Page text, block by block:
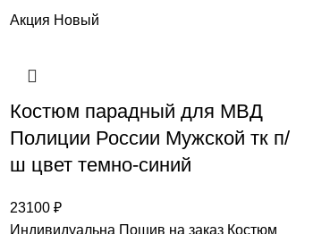
Акция Новый
Костюм парадный для МВД
Полиции России Мужской тк п/
ш цвет темно-синий
23100 ₽
Индивидуальна Пошив на заказ Костюм